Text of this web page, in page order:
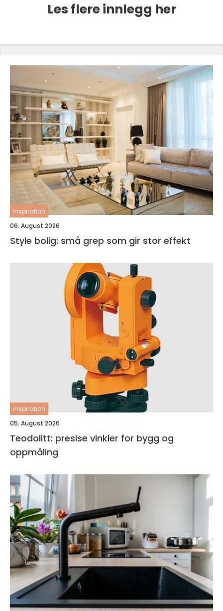
Les flere innlegg her
inspiration
06. August 2026
Style bolig: små grep som gir stor effekt
inspiration
05. August 2026
Teodolitt: presise vinkler for bygg og
oppmåling